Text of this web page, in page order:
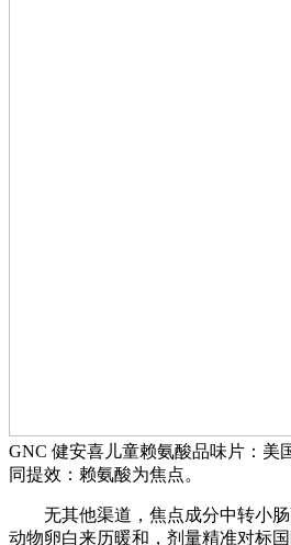
GNC 健安喜儿童赖氨酸品味片：美
同提效：赖氨酸为焦点。
无其他渠道，焦点成分中转小肠
动物卵白来历暖和，剂量精准对标